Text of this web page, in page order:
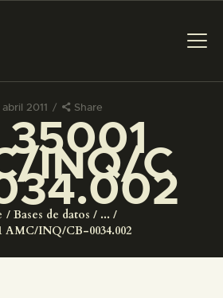
2011 Share
35001
INQ/C
Bases de datos
...
AMC/INQ/CB-0034.002
LA VISITA